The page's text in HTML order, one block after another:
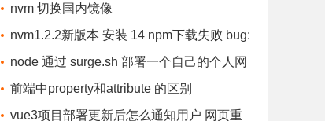
checking for Python executable "python2" in t
he PATH gyp
nvm 切换国内镜像
nvm1.2.2新版本 安装 14 npm下载失败 bug:
error installing....The system cannot find the fi
le specified.
node 通过 surge.sh 部署一个自己的个人网
站/文件存储站 - 完全免费
前端中property和attribute 的区别
vue3项目部署更新后怎么通知用户 网页重